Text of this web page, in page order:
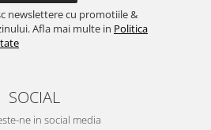
newslettere cu promotiile &
Afla mai multe in Politica
SOCIAL
ne in social media